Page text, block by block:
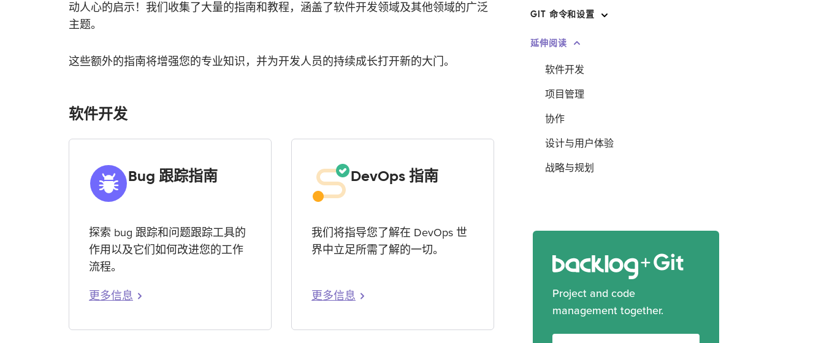
动人心的启示！我们收集了大量的指南和教程，涵盖了软件开发领域及其他领域的广泛
主题。
这些额外的指南将增强您的专业知识，并为开发人员的持续成长打开新的大门。
软件开发
Bug 跟踪指南
探索 bug 跟踪和问题跟踪工具的
作用以及它们如何改进您的工作
流程。
更多信息
DevOps 指南
我们将指导您了解在 DevOps 世
界中立足所需了解的一切。
更多信息
GIT 命令和设置
延伸阅读
软件开发
项目管理
协作
设计与用户体验
战略与规划
Git
Project and code
management together.